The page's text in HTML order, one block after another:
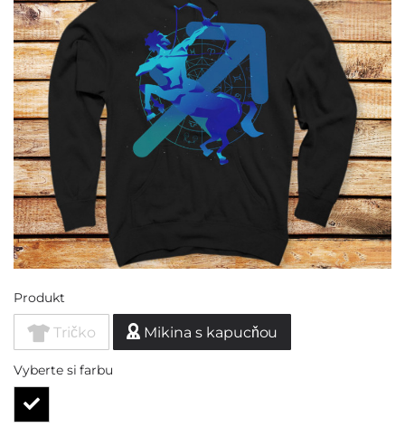
Produkt
Tričko Mikina s kapucňou
Vyberte si farbu